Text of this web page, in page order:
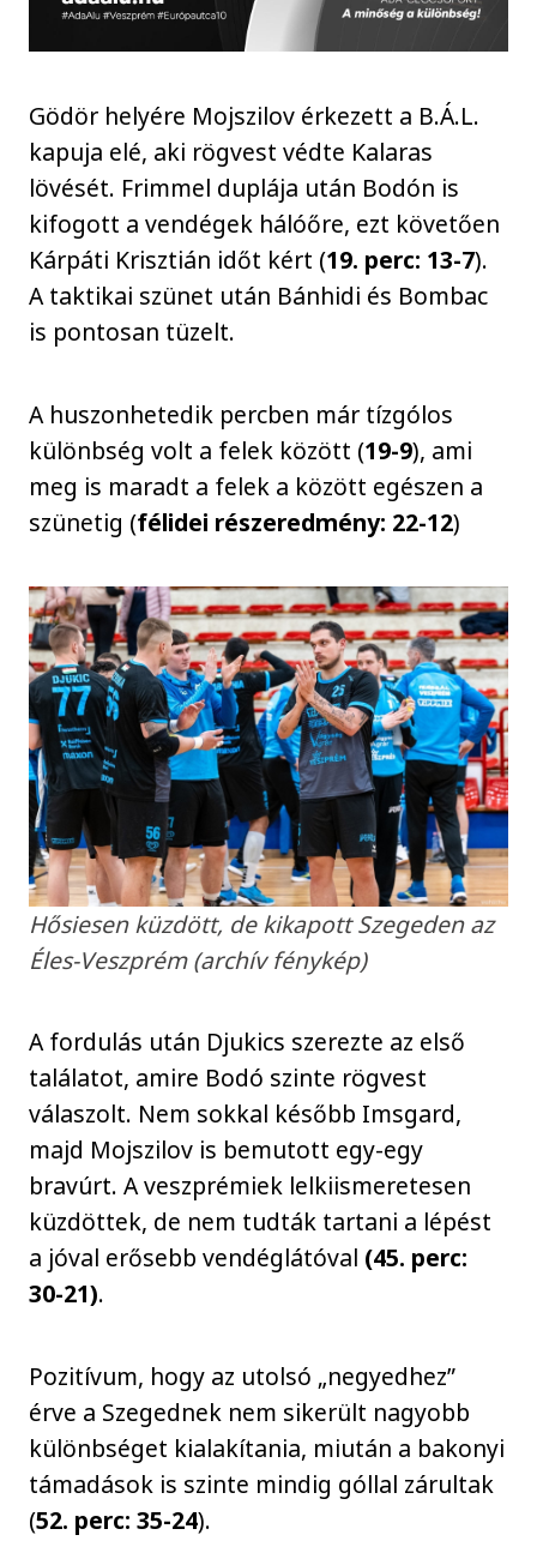
Gödör helyére Mojszilov érkezett a B.Á.L.
kapuja elé, aki rögvest védte Kalaras
lövését. Frimmel duplája után Bodón is
kifogott a vendégek hálóőre, ezt követően
Kárpáti Krisztián időt kért (19. perc: 13-7).
A taktikai szünet után Bánhidi és Bombac
is pontosan tüzelt.
A huszonhetedik percben már tízgólos
különbség volt a felek között (19-9), ami
meg is maradt a felek a között egészen a
szünetig (félidei részeredmény: 22-12)
Hősiesen küzdött, de kikapott Szegeden az
Éles-Veszprém (archív fénykép)
A fordulás után Djukics szerezte az első
találatot, amire Bodó szinte rögvest
válaszolt. Nem sokkal később Imsgard,
majd Mojszilov is bemutott egy-egy
bravúrt. A veszprémiek lelkiismeretesen
küzdöttek, de nem tudták tartani a lépést
a jóval erősebb vendéglátóval (45. perc:
30-21).
Pozitívum, hogy az utolsó „negyedhez”
érve a Szegednek nem sikerült nagyobb
különbséget kialakítania, miután a bakonyi
támadások is szinte mindig góllal zárultak
(52. perc: 35-24).